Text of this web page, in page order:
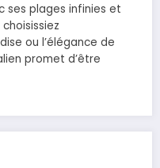
ses plages infinies et
ou l’élégance de
promet d’être